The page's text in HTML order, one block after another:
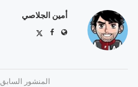
أمين الجلاصي
المنشور السابق